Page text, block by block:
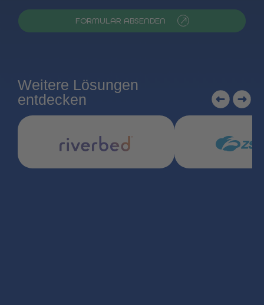
FORMULAR ABSENDEN
Weitere Lösungen
entdecken